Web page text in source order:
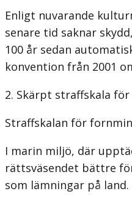
Enligt nuvarande
senare tid saknar
100 år sedan
konvention från 2001
2. Skärpt straffskala
Straffskalan för
I marin miljö, där
rättsväsendet bättre
som lämningar på land.